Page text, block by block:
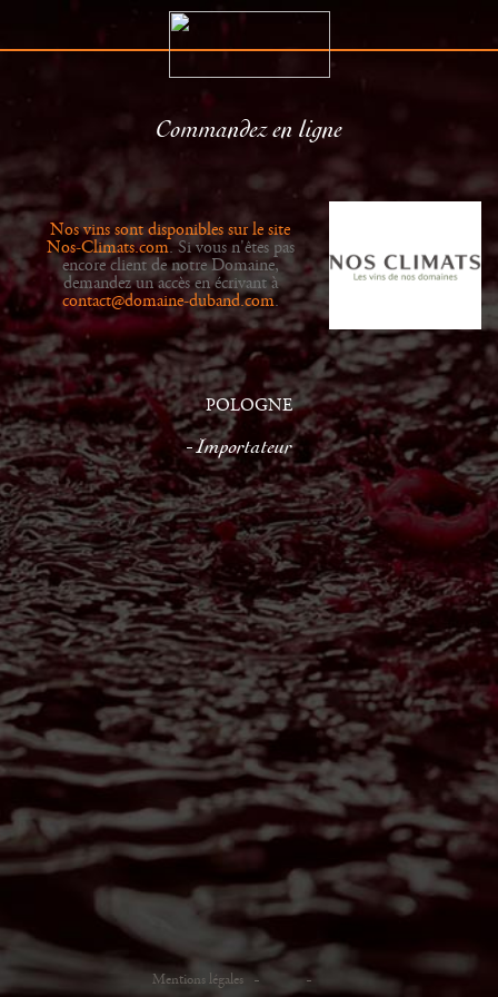
Histoire
Vins
Distributeurs
Actualités
Commandez en ligne
Nos vins sont disponibles sur le site
Nos-Climats.com. Si vous n'êtes pas
encore client de notre Domaine,
demandez un accès en écrivant à
contact@domaine-duband.com.
POLOGNE
Importateur
Mentions légales